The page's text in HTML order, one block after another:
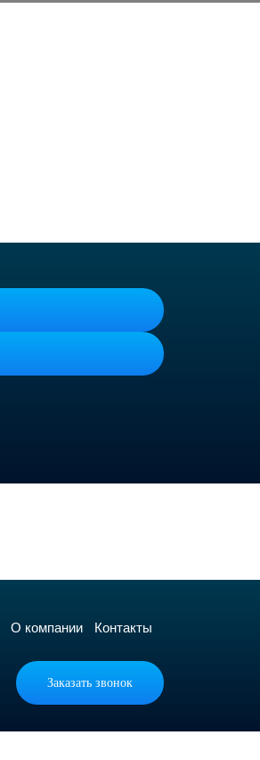
О компании Контакты
Заказать звонок